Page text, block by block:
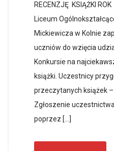
RECENZJĘ KSIĄŻKI
Liceum
Mickiewicza w Kolnie
uczniów do wzięcia
Konkursie na
książki. Uczestnicy
przeczytanych książek
Zgłoszenie
poprzez […]